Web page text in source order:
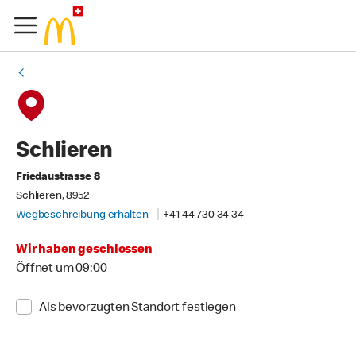
Schlieren
Friedaustrasse 8
Schlieren, 8952
Wegbeschreibung erhalten
+41 44 730 34 34
Wir haben geschlossen
Öffnet um 09:00
Als bevorzugten Standort festlegen